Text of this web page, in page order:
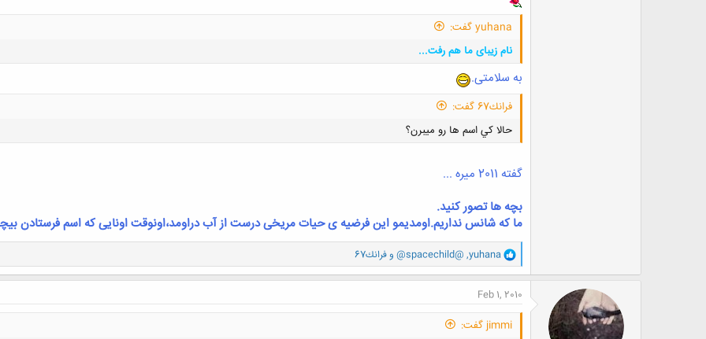
yuhana گفت:
نام زیبای ما هم رفت...
به سلامتی.
فرانك67 گفت:
حالا كي اسم ها رو ميبرن؟
کلیک کنید تا باز شود...
گفته 2011 میره ...
بچه ها تصور کنید.
ما که شانس نداریم.اومدیمو این فرضیه ی حیات مریخی درست از آب دراومد،اونوقت اونایی که اسم فرستادن
و
ا
ک
ش
ا
yuhana
,
@spacechild@ و فرانك67
Feb 1, 2010
jimmi گفت: